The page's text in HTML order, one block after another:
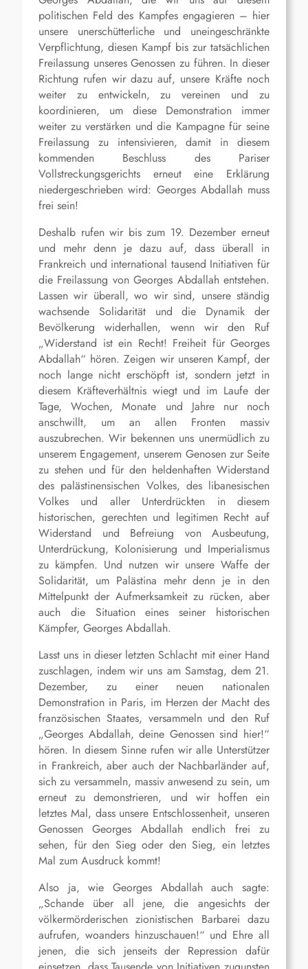
politischen Feld des Kampfes engagieren – hier
unsere unerschütterliche und uneingeschränkte
Verpflichtung, diesen Kampf bis zur tatsächlichen
Freilassung unseres Genossen zu führen. In dieser
Richtung rufen wir dazu auf, unsere Kräfte noch
weiter zu entwickeln, zu vereinen und zu
koordinieren, um diese Demonstration immer
weiter zu verstärken und die Kampagne für seine
Freilassung zu intensivieren, damit in diesem
kommenden Beschluss des Pariser
Vollstreckungsgerichts erneut eine Erklärung
niedergeschrieben wird: Georges Abdallah muss
frei sein!
Deshalb rufen wir bis zum 19. Dezember erneut
und mehr denn je dazu auf, dass überall in
Frankreich und international tausend Initiativen für
die Freilassung von Georges Abdallah entstehen.
Lassen wir überall, wo wir sind, unsere ständig
wachsende Solidarität und die Dynamik der
Bevölkerung widerhallen, wenn wir den Ruf
„Widerstand ist ein Recht! Freiheit für Georges
Abdallah“ hören. Zeigen wir unseren Kampf, der
noch lange nicht erschöpft ist, sondern jetzt in
diesem Kräfteverhältnis wiegt und im Laufe der
Tage, Wochen, Monate und Jahre nur noch
anschwillt, um an allen Fronten massiv
auszubrechen. Wir bekennen uns unermüdlich zu
unserem Engagement, unserem Genosen zur Seite
zu stehen und für den heldenhaften Widerstand
des palästinensischen Volkes, des libanesischen
Volkes und aller Unterdrückten in diesem
historischen, gerechten und legitimen Recht auf
Widerstand und Befreiung von Ausbeutung,
Unterdrückung, Kolonisierung und Imperialismus
zu kämpfen. Und nutzen wir unsere Waffe der
Solidarität, um Palästina mehr denn je in den
Mittelpunkt der Aufmerksamkeit zu rücken, aber
auch die Situation eines seiner historischen
Kämpfer, Georges Abdallah.
Lasst uns in dieser letzten Schlacht mit einer Hand
zuschlagen, indem wir uns am Samstag, dem 21.
Dezember, zu einer neuen nationalen
Demonstration in Paris, im Herzen der Macht des
französischen Staates, versammeln und den Ruf
„Georges Abdallah, deine Genossen sind hier!“
hören. In diesem Sinne rufen wir alle Unterstützer
in Frankreich, aber auch der Nachbarländer auf,
sich zu versammeln, massiv anwesend zu sein, um
erneut zu demonstrieren, und wir hoffen ein
letztes Mal, dass unsere Entschlossenheit, unseren
Genossen Georges Abdallah endlich frei zu
sehen, für den Sieg oder den Sieg, ein letztes
Mal zum Ausdruck kommt!
Also ja, wie Georges Abdallah auch sagte:
„Schande über all jene, die angesichts der
völkermörderischen zionistischen Barbarei dazu
aufrufen, woanders hinzuschauen!“ und Ehre all
jenen, die sich jenseits der Repression dafür